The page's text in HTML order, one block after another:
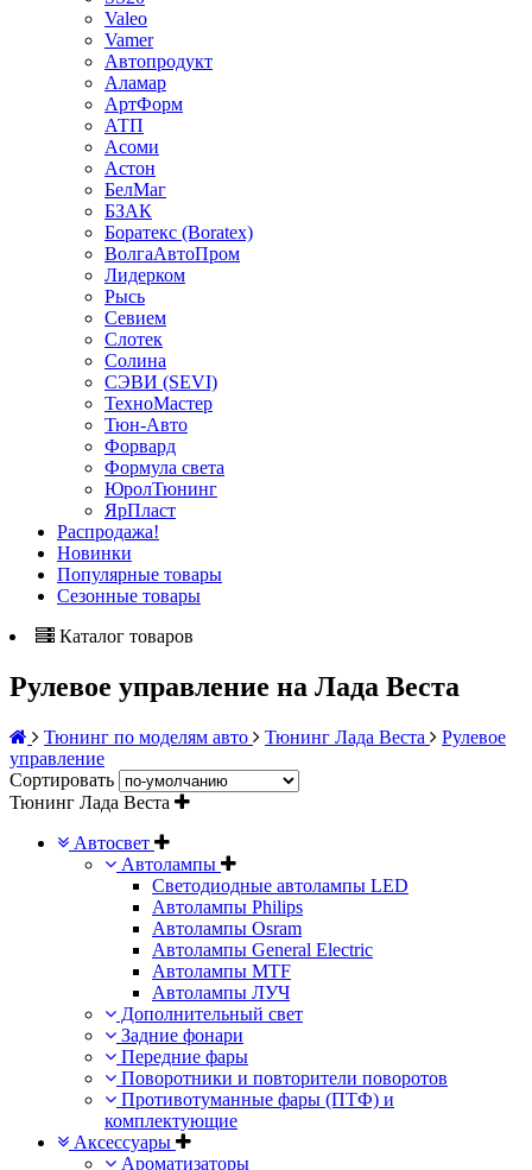
Valeo
Vamer
Автопродукт
Аламар
АртФорм
АТП
Асоми
Астон
БелМаг
БЗАК
Боратекс (Boratex)
ВолгаАвтоПром
Лидерком
Рысь
Севием
Слотек
Солина
СЭВИ (SEVI)
ТехноМастер
Тюн-Авто
Форвард
Формула света
ЮролТюнинг
ЯрПласт
Распродажа!
Новинки
Популярные товары
Сезонные товары
Каталог товаров
Рулевое управление на Лада Веста
Тюнинг по моделям авто Тюнинг Лада Веста
Рулевое
управление
Сортировать
Тюнинг Лада Веста
Автосвет
Автолампы
Светодиодные автолампы LED
Автолампы Philips
Автолампы Osram
Автолампы General Electric
Автолампы MTF
Автолампы ЛУЧ
Дополнительный свет
Задние фонари
Передние фары
Поворотники и повторители поворотов
Противотуманные фары (ПТФ) и
комплектующие
Аксессуары
Ароматизаторы